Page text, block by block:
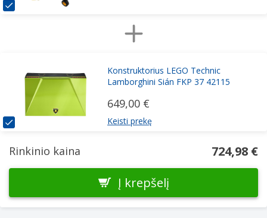
Konstruktorius LEGO Technic
Lamborghini Sián FKP 37 42115
649,00 €
Keisti prekę
Rinkinio kaina
724,98 €
Į krepšelį